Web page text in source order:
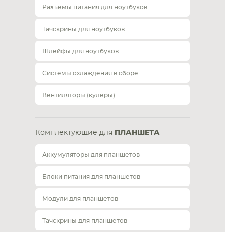
Разъемы питания для ноутбуков
Тачскрины для ноутбуков
Шлейфы для ноутбуков
Системы охлаждения в сборе
Вентиляторы (кулеры)
Комплектующие для ПЛАНШЕТА
Аккумуляторы для планшетов
Блоки питания для планшетов
Модули для планшетов
Тачскрины для планшетов